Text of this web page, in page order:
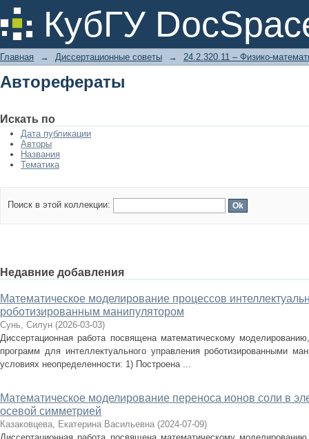
КубГУ
Авторефераты
Главная → Диссертационные советы → 24.2.320.11 – Физико-
Авторефераты
Искать по
Дата публикации
Авторы
Названия
Тематика
Поиск в этой коллекции:
Недавние добавления
Математическое моделирование процессов
роботизированным манипулятором
Сунь, Силун (2026-03-03)
Диссертационная работа посвящена математическому
программ для интеллектуального управления роботизированными
условиях неопределенности: 1) Построена ...
Математическое моделирование переноса ионов соли в
осевой симметрией
Казаковцева, Екатерина Васильевна (2024-07-09)